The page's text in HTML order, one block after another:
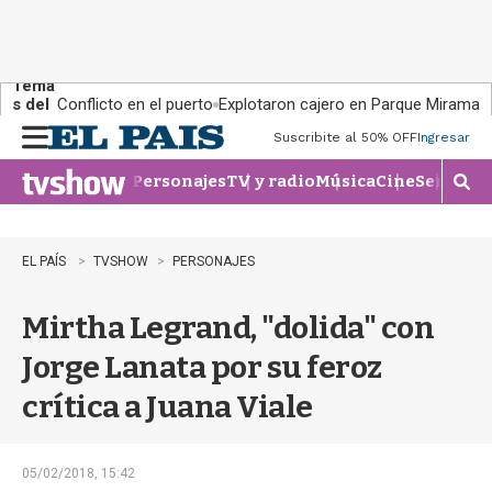
Tema
s del
día:
Conflicto en el puerto Explotaron cajero en Parque Miramar
n
u
Suscribite al 50% OFFIngresar
PersonajesTV y radioMúsicaCineSeries
M
o
EL PAÍS TVSHOW PERSONAJES
Mirtha Legrand, "dolida" con
Jorge Lanata por su feroz
crítica a Juana Viale
05/02/2018, 15:42